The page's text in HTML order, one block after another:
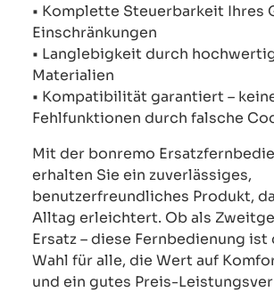
• Komplette Steuerbarkeit Ihres
Einschränkungen
• Langlebigkeit durch
Materialien
• Kompatibilität garantiert –
Fehlfunktionen durch falsche
Mit der bonremo
erhalten Sie ein zuverlässiges,
benutzerfreundliches Produkt,
Alltag erleichtert. Ob als
Ersatz – diese Fernbedienung
Wahl für alle, die Wert auf
und ein gutes Preis-